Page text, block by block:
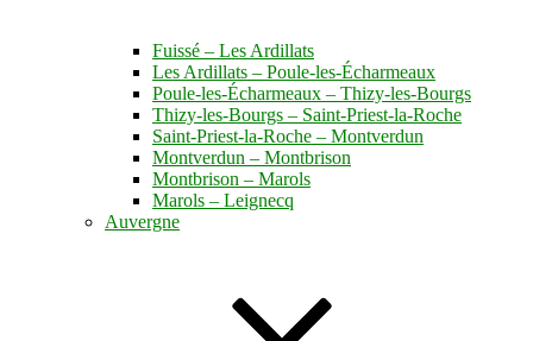
Fuissé – Les Ardillats
Les Ardillats – Poule-les-Écharmeaux
Poule-les-Écharmeaux – Thizy-les-Bourgs
Thizy-les-Bourgs – Saint-Priest-la-Roche
Saint-Priest-la-Roche – Montverdun
Montverdun – Montbrison
Montbrison – Marols
Marols – Leignecq
Auvergne